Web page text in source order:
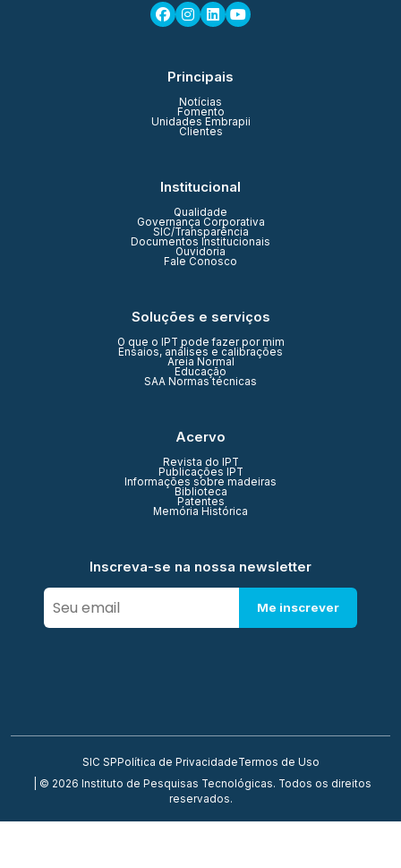
Principais
Notícias
Fomento
Unidades Embrapii
Clientes
Institucional
Qualidade
Governança Corporativa
SIC/Transparência
Documentos Institucionais
Ouvidoria
Fale Conosco
Soluções e serviços
O que o IPT pode fazer por mim
Ensaios, análises e calibrações
Areia Normal
Educação
SAA Normas técnicas
Acervo
Revista do IPT
Publicações IPT
Informações sobre madeiras
Biblioteca
Patentes
Memória Histórica
Inscreva-se na nossa newsletter
Me inscrever
SIC SP Política de PrivacidadeTermos de Uso
| © 2026 Instituto de Pesquisas Tecnológicas. Todos os direitos
reservados.